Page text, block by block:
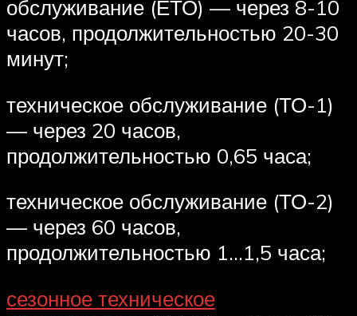
обслуживание (ЕТО) — через 8-10
часов, продолжительностью 20-30
минут;
техническое обслуживание (ТО-1)
— через 20 часов,
продолжительностью 0,65 часа;
техническое обслуживание (ТО-2)
— через 60 часов,
продолжительностью 1…1,5 часа;
сезонное техническое